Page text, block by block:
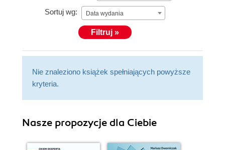
Sortuj wg: Data wydania
Filtruj »
Nie znaleziono książek spełniających powyższe
kryteria.
Nasze propozycje dla Ciebie